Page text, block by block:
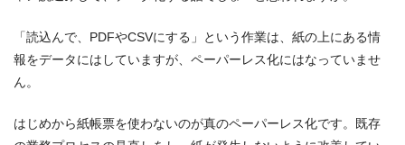
「読込んで、PDFやCSVにする」という作業は、紙の上にある情
報をデータにはしていますが、ペーパーレス化にはなっていませ
ん。
はじめから紙帳票を使わないのが真のペーパーレス化です。既存